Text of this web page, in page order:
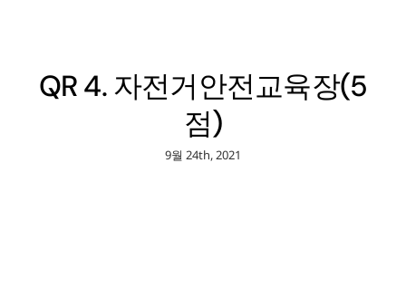
QR 4. 자전거안전교육장(5
점)
9월 24th, 2021